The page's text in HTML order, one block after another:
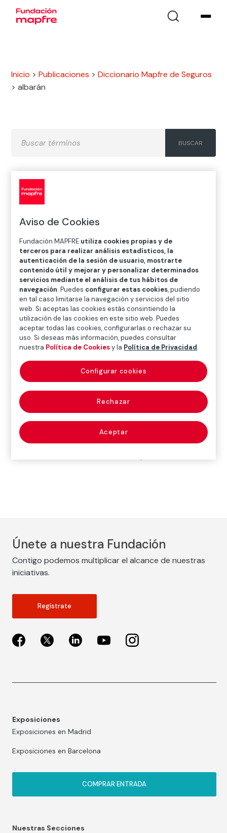
Inicio >Publicaciones >Diccionario Mapfre de Seguros
>albarán
A
V
W X Y Z
Diccionario de seguros
albarán (delivery
note)
Nota de entrega que firma la persona que recibe una
mercancía. Es documento justificativo de las
transacciones mercantiles, en el que se hacen constar
los artículos y mercaderías que se envían al
comprador, indicando el precio y número de unidades.
A veces suelen incluirse referencias a la forma de pago
Únete a nuestra Fundación
Contigo podemos multiplicar el alcance de nuestras
iniciativas.
Regístrate
Exposiciones
Exposiciones en Madrid
Exposiciones en Barcelona
COMPRAR ENTRADA
Nuestras Secciones
Aviso de Cookies
Fundación MAPFRE utiliza cookies propias y de
terceros para realizar análisis estadísticos, la
autenticación de la sesión de usuario, mostrarte
contenido útil y mejorar y personalizar determinados
servicios mediante el análisis de tus hábitos de
navegación. Puedes configurar estas cookies, pudiendo
en tal caso limitarse la navegación y servicios del sitio
web. Si aceptas las cookies estás consintiendo la
utilización de las cookies en este sitio web. Puedes
aceptar todas las cookies, configurarlas o rechazar su
uso. Si deseas más información, puedes consultar
nuestra Política de Cookiesy la Política de Privacidad.
Rechazar
Aceptar
Configurar cookies